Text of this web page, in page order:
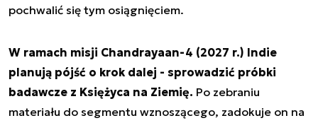
pochwalić się tym osiągnięciem.
W ramach misji Chandrayaan-4 (2027 r.) Indie
planują pójść o krok dalej - sprowadzić próbki
badawcze z Księżyca na Ziemię. Po zebraniu
materiału do segmentu wznoszącego, zadokuje on na